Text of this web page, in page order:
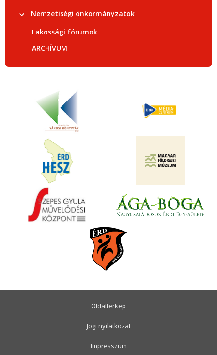
Nemzetiségi önkormányzatok
Lakossági fórumok
ARCHÍVUM
Oldaltérkép
Jogi nyilatkozat
Impresszum